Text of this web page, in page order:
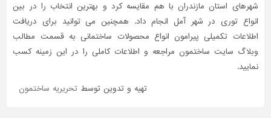
شهرهای استان مازندران با هم مقایسه کرد و بهترین انتخاب را در بین
انواع توری در شهر آمل انجام داد. همچنین می توانید برای دریافت
اطلاعات تکمیلی پیرامون انواع محصولات ساختمانی به قسمت مطالب
وبلاگ سایت ساختمون مراجعه و اطلاعات کاملی را در این زمینه کسب
نمایید.
تهیه و تدوین توسط تحریریه ساختمون